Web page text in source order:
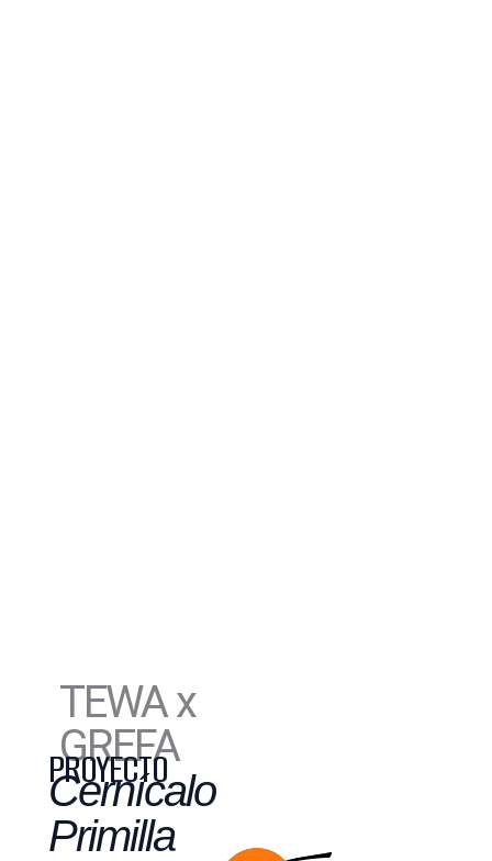
TEWA x
GREFA
PROYECTO
Cernícalo
Primilla